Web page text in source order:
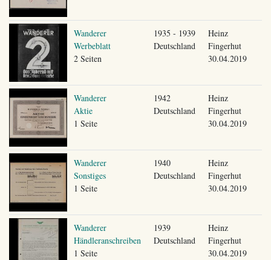
Wanderer
Werbeblatt
2 Seiten
1935 - 1939
Deutschland
Heinz
Fingerhut
30.04.2019
Wanderer
Aktie
1 Seite
1942
Deutschland
Heinz
Fingerhut
30.04.2019
Wanderer
Sonstiges
1 Seite
1940
Deutschland
Heinz
Fingerhut
30.04.2019
Wanderer
Händleranschreiben
1 Seite
1939
Deutschland
Heinz
Fingerhut
30.04.2019